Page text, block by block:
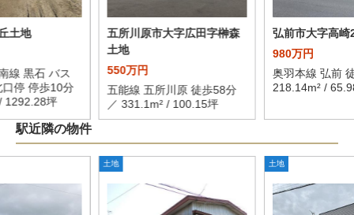
土地
線 黒石 バス
停 停歩10分
1292.28坪
五所川原市大字広田字榊森
土地
550万円
五能線 五所川原 徒歩58分
／ 331.1m² / 100.15坪
弘前市大字高崎
980万円
奥羽本線 弘前
218.14m² /
駅近隣の物件
土地 土地